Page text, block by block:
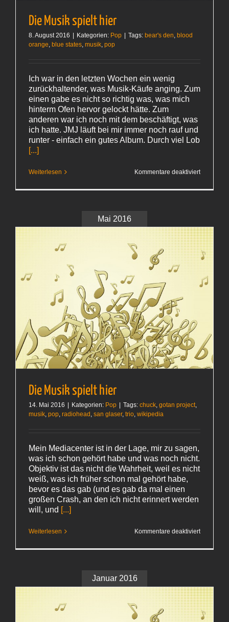
Die Musik spielt hier
8. August 2016 Kategorien: Pop Tags: bear's den, blood
orange, blue states, musik, pop
Ich war in den letzten Wochen ein wenig
zurückhaltender, was Musik-Käufe anging. Zum
einen gabe es nicht so richtig was, was mich
hinterm Ofen hervor gelockt hätte. Zum
anderen war ich noch mit dem beschäftigt, was
ich hatte. JMJ läuft bei mir immer noch rauf und
runter - einfach ein gutes Album. Durch viel Lob
[...]
Weiterlesen Kommentare deaktiviertfür
Mai 2016
Die Musik spielt hier
14. Mai 2016 Kategorien: Pop Tags: chuck, gotan project,
musik, pop, radiohead , san glaser, trio, wikipedia
Mein Mediacenter ist in der Lage, mir zu sagen,
was ich schon gehört habe und was noch nicht.
Objektiv ist das nicht die Wahrheit, weil es nicht
weiß, was ich früher schon mal gehört habe,
bevor es das gab (und es gab da mal einen
großen Crash, an den ich nicht erinnert werden
will, und [...]
Weiterlesen Kommentare deaktiviertfür
Januar 2016